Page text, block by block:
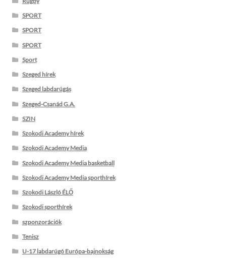
SPORT
SPORT
SPORT
Sport
Szeged hírek
Szeged labdarúgás
Szeged-Csanád G.A.
SZIN
Szokodi Academy hírek
Szokodi Academy Media
Szokodi Academy Media basketball
Szokodi Academy Media sporthírek
Szokodi László ÉLŐ
Szokodi sporthírek
szponzorációk
Tenisz
U-17 labdarúgó Európa-bajnokság